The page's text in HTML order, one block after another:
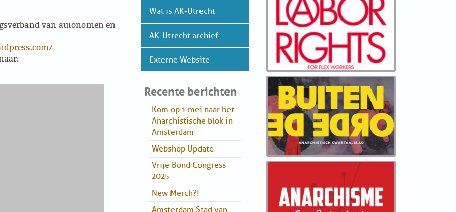
van autonomen en
Wat is AK-Utrecht
AK-Utrecht archief
Externe Website
Recente berichten
Kom op 1 mei naar het
Anarchistische blok in
Amsterdam
Webshop Update
Vrije Bond Congress
2025
New Merch?!
Amsterdam Stad van